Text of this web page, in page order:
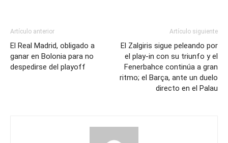
Artículo anterior
El Real Madrid, obligado a
ganar en Bolonia para no
despedirse del playoff
Artículo siguiente
El Zalgiris sigue peleando por
el play-in con su triunfo y el
Fenerbahce continúa a gran
ritmo; el Barça, ante un duelo
directo en el Palau